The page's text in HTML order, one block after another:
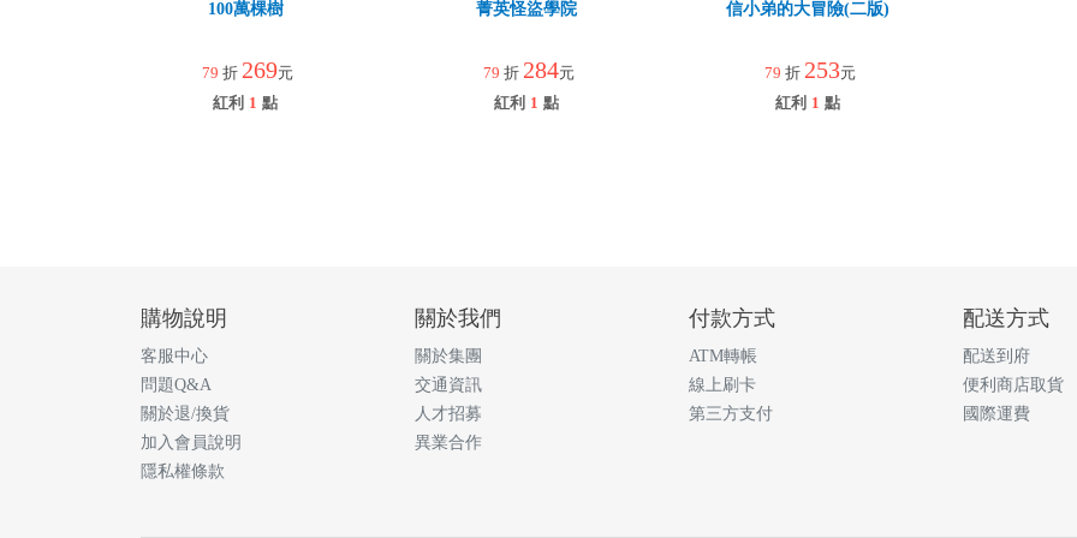
100萬棵樹
79 折 269元
紅利 1 點
菁英怪盜學院
79 折 284元
紅利 1 點
信小弟的大冒險(二版)
79 折 253元
紅利 1 點
購物說明
客服中心
問題Q&A
關於退/換貨
加入會員說明
隱私權條款
關於我們
關於集團
交通資訊
人才招募
異業合作
付款方式
ATM轉帳
線上刷卡
第三方支付
配送方式
配送到府
便利商店取貨
國際運費